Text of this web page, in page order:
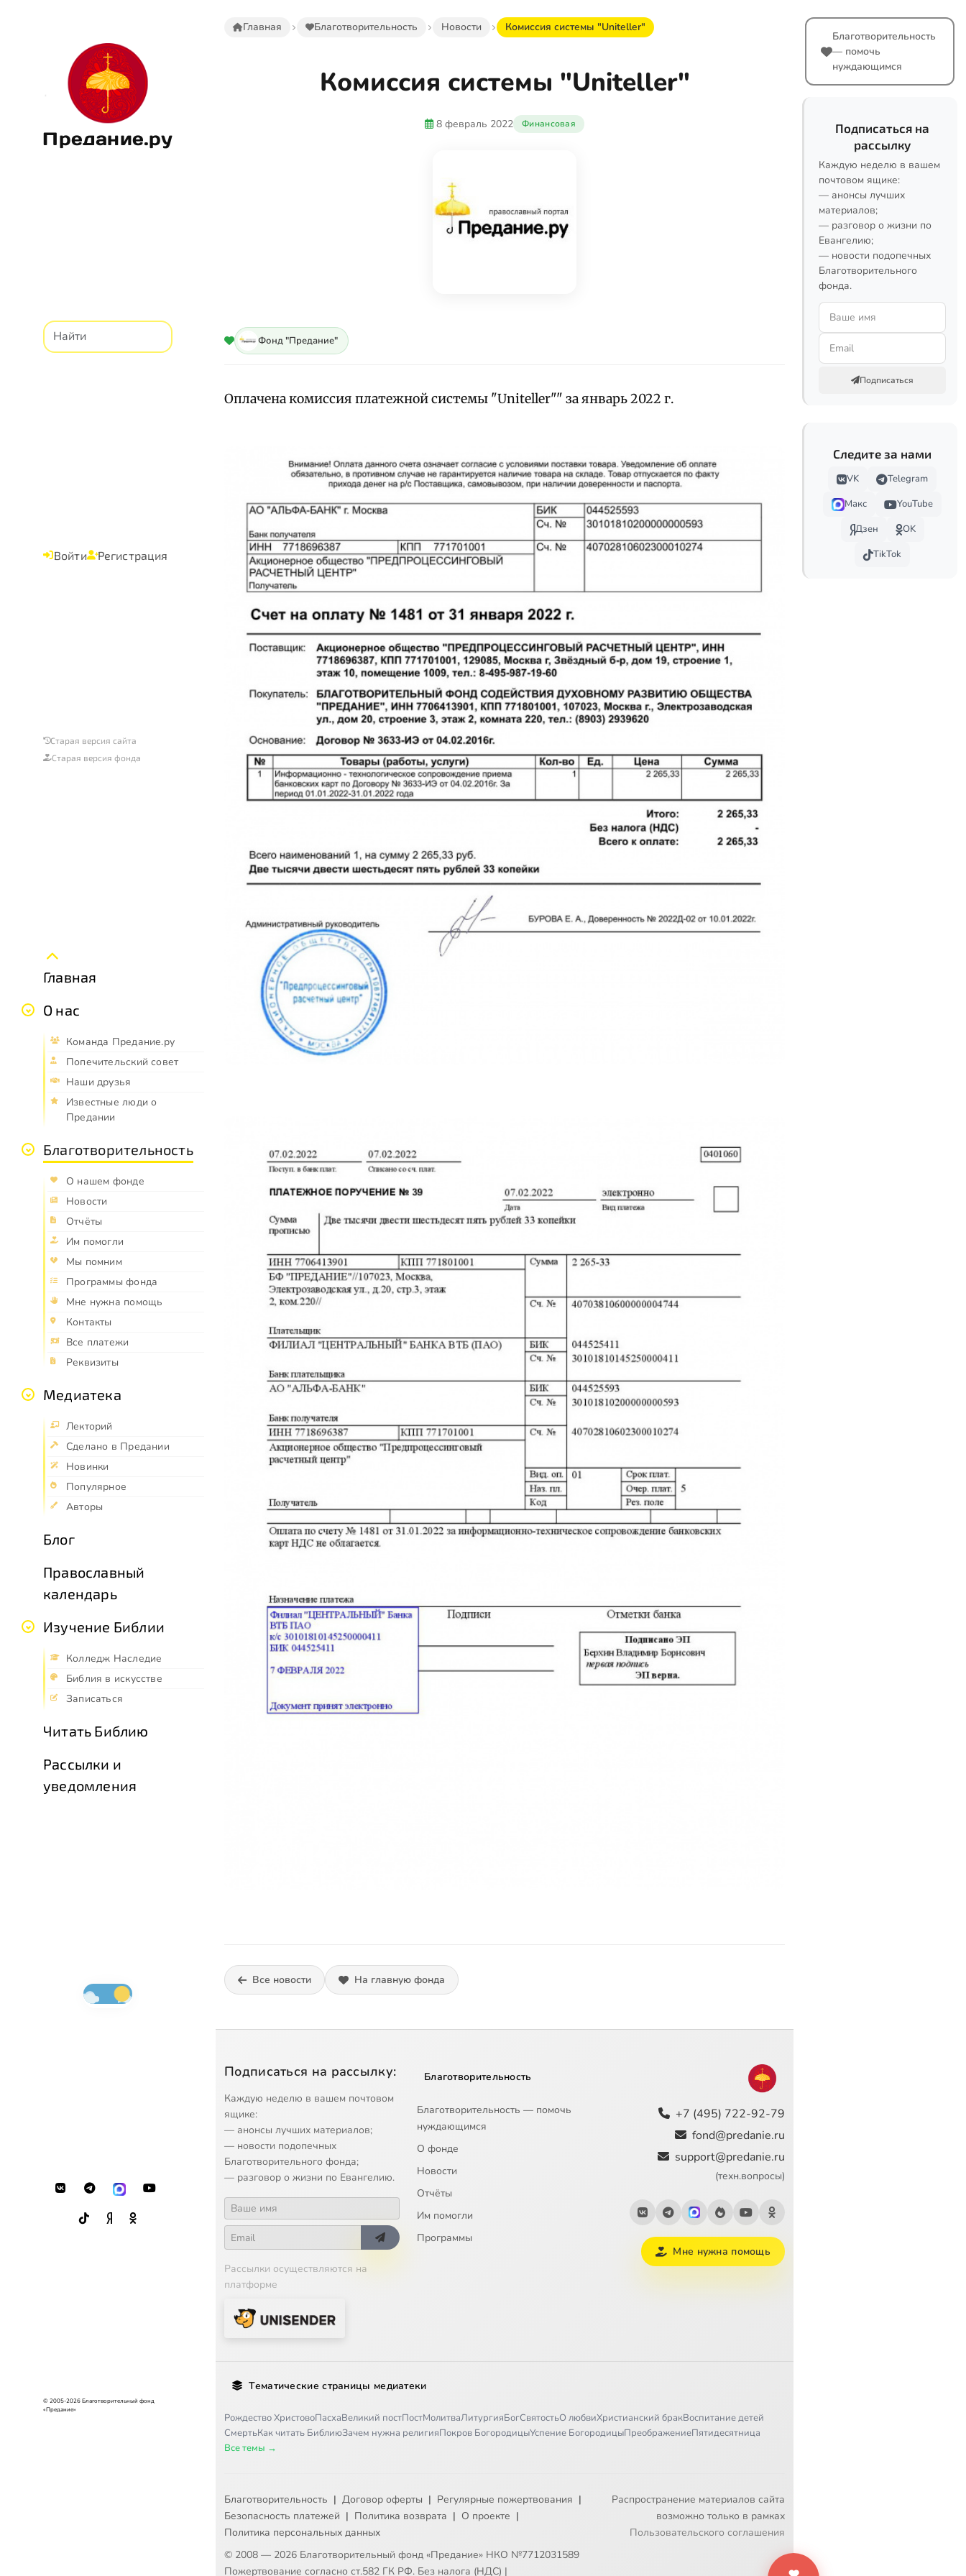
Предание.ру
Войти Регистрация
Старая версия сайта
Старая версия фонда
Главная
О нас
Команда Предание.ру
Попечительский совет
Наши друзья
Известные люди о
Предании
Благотворительность
О нашем фонде
Новости
Отчёты
Им помогли
Мы помним
Программы фонда
Мне нужна помощь
Контакты
Все платежи
Реквизиты
Медиатека
Лекторий
Сделано в Предании
Новинки
Популярное
Авторы
Блог
Православный
календарь
Изучение Библии
Колледж Наследие
Библия в искусстве
Записаться
Читать Библию
Рассылки и
уведомления
© 2005-2026 Благотворительный фонд
«Предание»
Главная Благотворительность Новости Комиссия системы "Uniteller"
Комиссия системы "Uniteller"
8 февраль 2022 Финансовая
Фонд "Предание"
Оплачена комиссия платежной системы "Uniteller"" за январь 2022 г.
Все новости На главную фонда
Подписаться на рассылку:
Каждую неделю в вашем почтовом
ящике:
— анонсы лучших материалов;
— новости подопечных
Благотворительного фонда;
— разговор о жизни по Евангелию.
Рассылки осуществляются на
платформе
Благотворительность
Благотворительность — помочь
нуждающимся
О фонде
Новости
Отчёты
Им помогли
Программы
+7 (495) 722-92-79
fond@predanie.ru
support@predanie.ru
(техн.вопросы)
Мне нужна помощь
Тематические страницы медиатеки
Рождество ХристовоПасхаВеликий постПостМолитваЛитургияБогСвятостьО любвиХристианский бракВоспитание детей
СмертьКак читать БиблиюЗачем нужна религияПокров БогородицыУспение БогородицыПреображениеПятидесятница
Все темы →
Благотворительность | Договор оферты | Регулярные пожертвования |
Безопасность платежей | Политика возврата | О проекте |
Политика персональных данных
© 2008 — 2026 Благотворительный фонд «Предание» НКО №7712031589
Пожертвование согласно ст.582 ГК РФ. Без налога (НДС) |
Распространение материалов сайта
возможно только в рамках
Пользовательского соглашения
Благотворительность
— помочь
нуждающимся
Подписаться на
рассылку
Каждую неделю в вашем
почтовом ящике:
— анонсы лучших
материалов;
— разговор о жизни по
Евангелию;
— новости подопечных
Благотворительного
фонда.
Подписаться
Следите за нами
VK
Telegram
Макс
YouTube
Дзен
OK
TikTok